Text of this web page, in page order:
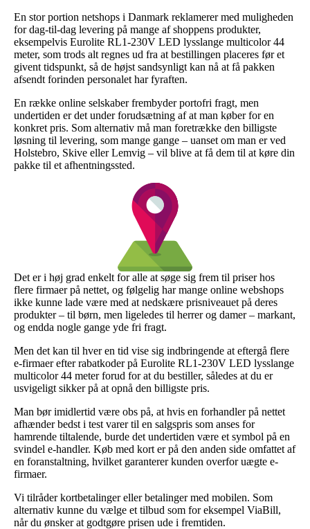
En stor portion netshops i Danmark reklamerer med muligheden
for dag-til-dag levering på mange af shoppens produkter,
eksempelvis Eurolite RL1-230V LED lysslange multicolor 44
meter, som trods alt regnes ud fra at bestillingen placeres før et
givent tidspunkt, så de højst sandsynligt kan nå at få pakken
afsendt forinden personalet har fyraften.
En række online selskaber frembyder portofri fragt, men
undertiden er det under forudsætning af at man køber for en
konkret pris. Som alternativ må man foretrække den billigste
løsning til levering, som mange gange – uanset om man er ved
Holstebro, Skive eller Lemvig – vil blive at få dem til at køre din
pakke til et afhentningssted.
Det er i høj grad enkelt for alle at søge sig frem til priser hos
flere firmaer på nettet, og følgelig har mange online webshops
ikke kunne lade være med at nedskære prisniveauet på deres
produkter – til børn, men ligeledes til herrer og damer – markant,
og endda nogle gange yde fri fragt.
Men det kan til hver en tid vise sig indbringende at eftergå flere
e-firmaer efter rabatkoder på Eurolite RL1-230V LED lysslange
multicolor 44 meter forud for at du bestiller, således at du er
usvigeligt sikker på at opnå den billigste pris.
Man bør imidlertid være obs på, at hvis en forhandler på nettet
afhænder bedst i test varer til en salgspris som anses for
hamrende tiltalende, burde det undertiden være et symbol på en
svindel e-handler. Køb med kort er på den anden side omfattet af
en foranstaltning, hvilket garanterer kunden overfor uægte e-
firmaer.
Vi tilråder kortbetalinger eller betalinger med mobilen. Som
alternativ kunne du vælge et tilbud som for eksempel ViaBill,
når du ønsker at godtgøre prisen ude i fremtiden.